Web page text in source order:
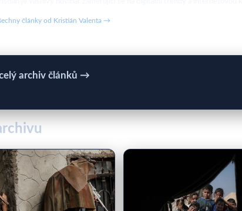
články od Kristián Valenta →
archiv článků →